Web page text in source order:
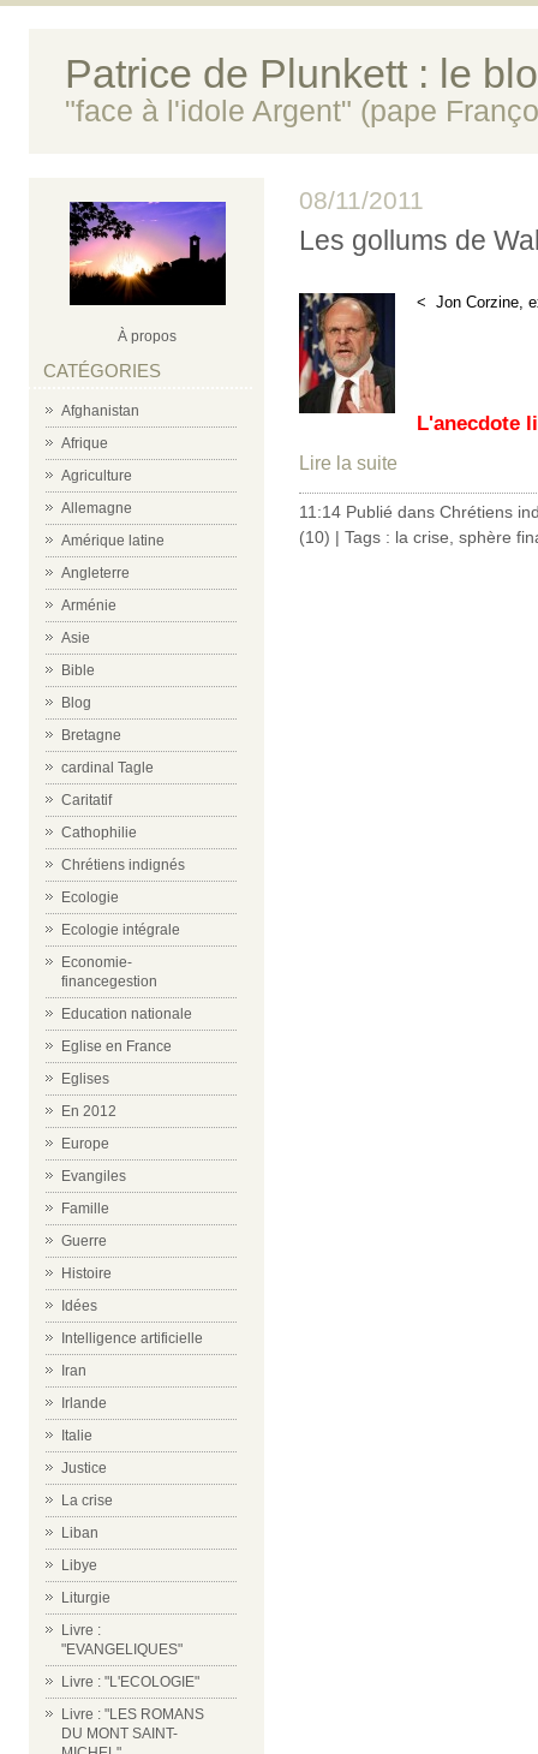
Patrice de Plunkett : le
"face à l'idole Argent" (pape
À propos
CATÉGORIES
Afghanistan
Afrique
Agriculture
Allemagne
Amérique latine
Angleterre
Arménie
Asie
Bible
Blog
Bretagne
cardinal Tagle
Caritatif
Cathophilie
Chrétiens indignés
Ecologie
Ecologie intégrale
Economie-
financegestion
Education nationale
Eglise en France
Eglises
En 2012
Europe
Evangiles
Famille
Guerre
Histoire
Idées
Intelligence artificielle
Iran
Irlande
Italie
Justice
La crise
Liban
Libye
Liturgie
Livre :
"EVANGELIQUES"
Livre : "L'ECOLOGIE"
Livre : "LES ROMANS
DU MONT SAINT-
08/11/2011
Les gollums de
< Jon Corzine,
L'anecdote
Lire la suite
11:14 Publié dans Chrétiens
(10) | Tags : la crise sphère